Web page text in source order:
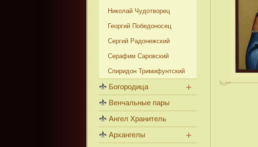
Николай Чудотворец
Георгий Победоносец
Сергий Радонежский
Серафим Саровский
Спиридон Тримифунтский
Богородица
Венчальные пары
Ангел Хранитель
Архангелы